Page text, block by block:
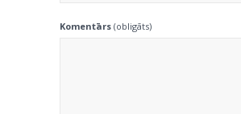
Komentārs (obligāts)